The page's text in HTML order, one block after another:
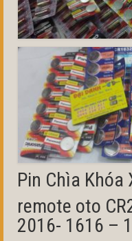
Pin Chìa Khóa
remote oto
2016- 1616 –